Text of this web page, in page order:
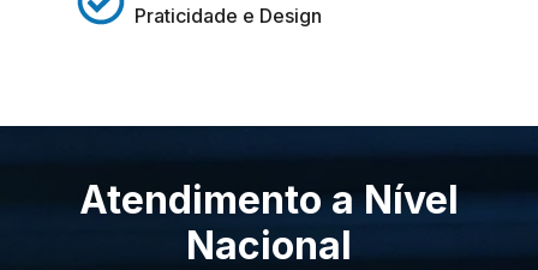
Praticidade e Design
Atendimento a Nível
Nacional